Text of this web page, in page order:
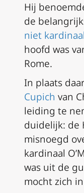
Hij
de
niet
hoofd was
Rome.
In plaats
Cupich van
leiding te
duidelijk: de
misnoegd
kardinaal
was uit de
mocht zich